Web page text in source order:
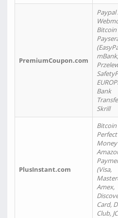
PremiumCoupon.com
Paypal
mBank,
Bank
Skrill
PlusInstant.com
Perfect
(Visa,
Amex,
Card,
Club,